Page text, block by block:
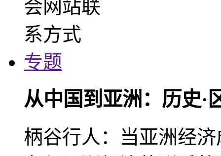
专题
从中国到亚洲：历史·
柄谷行人：当亚洲经